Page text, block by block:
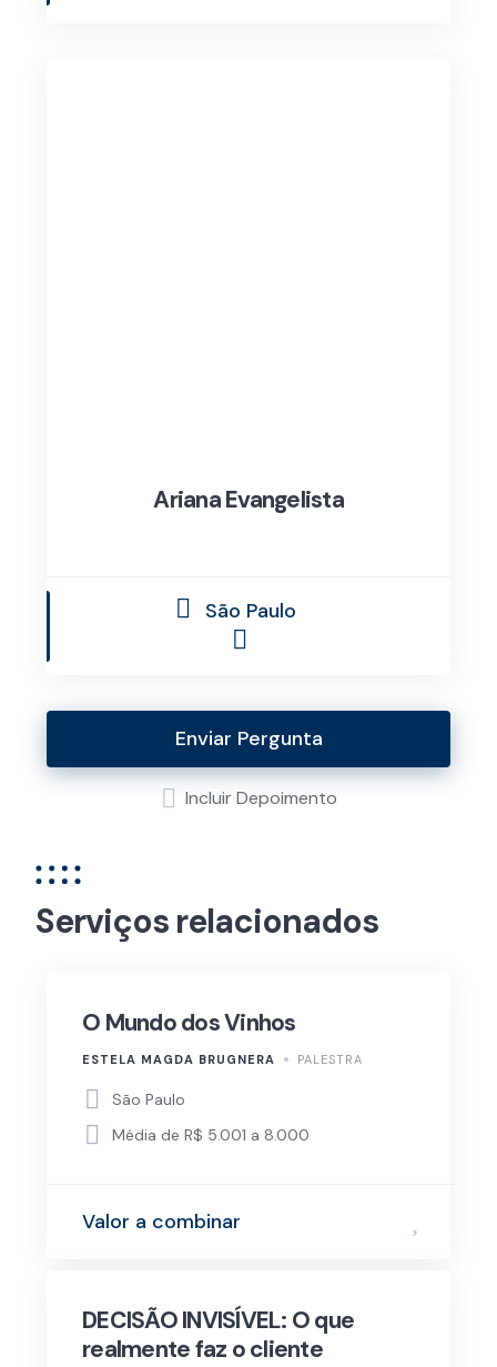
Ariana Evangelista
São Paulo
Enviar Pergunta
Incluir Depoimento
Serviços relacionados
O Mundo dos Vinhos
ESTELA MAGDA BRUGNERA PALESTRA
São Paulo
Média de R$ 5.001 a 8.000
Valor a combinar
DECISÃO INVISÍVEL: O que
realmente faz o cliente